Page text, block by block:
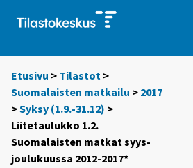
Etusivu > Tilastot >
Suomalaisten matkailu > 2017
>Syksy (1.9.-31.12) >
Liitetaulukko 1.2.
Suomalaisten matkat syys-
joulukuussa 2012-2017*